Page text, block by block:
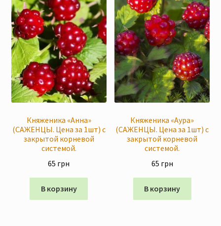
Княженика «Анна»
(САЖЕНЦЫ. Цена за 1шт) с
закрытой корневой
системой.
65 грн
В корзину
Княженика «Аура»
(САЖЕНЦЫ. Цена за 1шт) с
закрытой корневой
системой.
65 грн
В корзину